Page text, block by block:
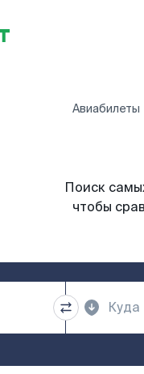
Авиабилеты
Поиск
чтобы